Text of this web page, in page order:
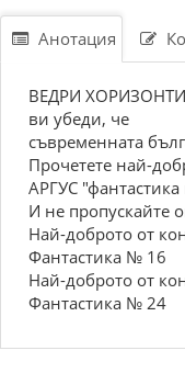
Анотация
ВЕДРИ ХОРИЗОНТИ
ви убеди, че
съвременната
Прочетете най-
АРГУС
И не пропускайте
Най-доброто от
Фантастика № 16
Най-доброто от
Фантастика № 24